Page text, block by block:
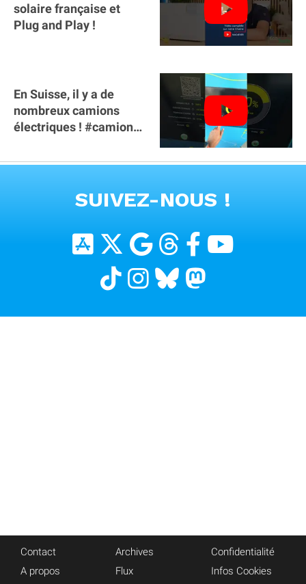
solaire française et
Plug and Play !
En Suisse, il y a de
nombreux camions
électriques ! #camion
#voitureelectrique
SUIVEZ-NOUS !
Contact
A propos
Archives
Flux
Confidentialité
Infos Cookies